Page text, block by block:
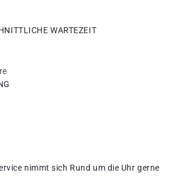
WARTEZEIT
nimmt sich Rund um die Uhr gerne